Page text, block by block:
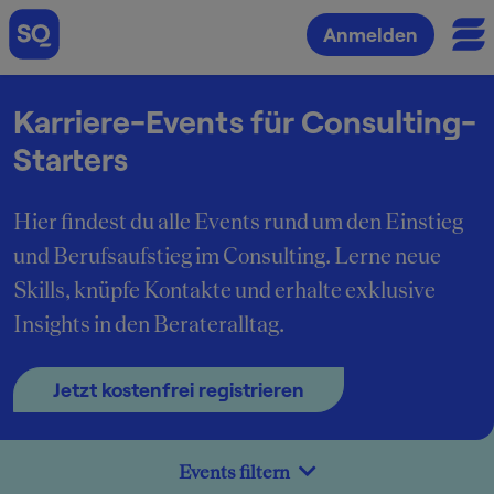
Anmelden
Karriere-Events für Consulting-
Starters
Hier findest du alle Events rund um den Einstieg
und Berufsaufstieg im Consulting. Lerne neue
Skills, knüpfe Kontakte und erhalte exklusive
Insights in den Berateralltag.
Jetzt kostenfrei registrieren
Events filtern